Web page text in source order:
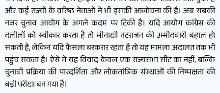
और कई राज्यों के वरिष्ठ नेताओं ने भी इसकी आलोचना की है। अब सबकी
नजर चुनाव आयोग के अगले कदम पर टिकी है। यदि आयोग कांग्रेस की
दलीलों को स्वीकार करता है तो मीनाक्षी नटराजन की उम्मीदवारी बहाल हो
सकती है, लेकिन यदि फैसला बरकरार रहता है तो यह मामला अदालत तक भी
पहुंच सकता है। ऐसे में यह विवाद केवल एक राज्यसभा सीट का नहीं, बल्कि
चुनावी प्रक्रिया की पारदर्शिता और लोकतांत्रिक संस्थाओं की निष्पक्षता की
बड़ी परीक्षा बन गया है।